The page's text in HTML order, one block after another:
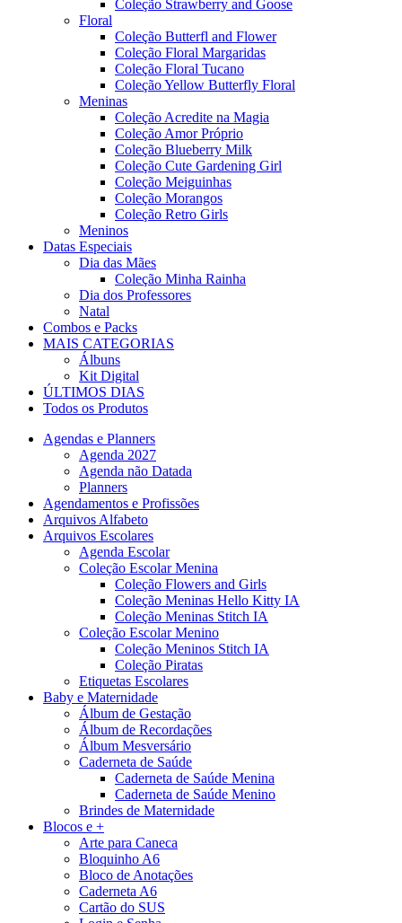
Coleção Strawberry and Goose
Floral
Coleção Butterfl and Flower
Coleção Floral Margaridas
Coleção Floral Tucano
Coleção Yellow Butterfly Floral
Meninas
Coleção Acredite na Magia
Coleção Amor Próprio
Coleção Blueberry Milk
Coleção Cute Gardening Girl
Coleção Meiguinhas
Coleção Morangos
Coleção Retro Girls
Meninos
Datas Especiais
Dia das Mães
Coleção Minha Rainha
Dia dos Professores
Natal
Combos e Packs
MAIS CATEGORIAS
Álbuns
Kit Digital
ÚLTIMOS DIAS
Todos os Produtos
Agendas e Planners
Agenda 2027
Agenda não Datada
Planners
Agendamentos e Profissões
Arquivos Alfabeto
Arquivos Escolares
Agenda Escolar
Coleção Escolar Menina
Coleção Flowers and Girls
Coleção Meninas Hello Kitty IA
Coleção Meninas Stitch IA
Coleção Escolar Menino
Coleção Meninos Stitch IA
Coleção Piratas
Etiquetas Escolares
Baby e Maternidade
Álbum de Gestação
Álbum de Recordações
Álbum Mesversário
Caderneta de Saúde
Caderneta de Saúde Menina
Caderneta de Saúde Menino
Brindes de Maternidade
Blocos e +
Arte para Caneca
Bloquinho A6
Bloco de Anotações
Caderneta A6
Cartão do SUS